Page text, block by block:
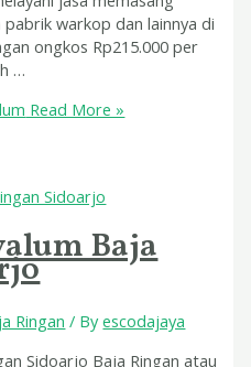
warkop dan lainnya di
ongkos Rp215.000 per
…
Read More »
Baja
Ringan / Byescodajaya
Sidoarjo Baja Ringan atau